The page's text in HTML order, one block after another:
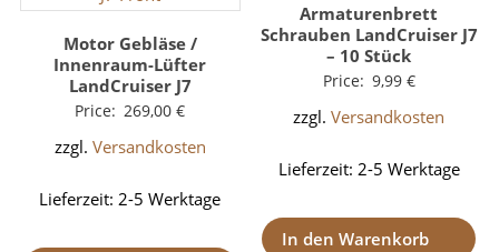
Motor Gebläse /
Innenraum-Lüfter
LandCruiser J7
Price: 269,00€
zzgl. Versandkosten
Lieferzeit:2-5 Werktage
Armaturenbrett
Schrauben LandCruiser J7
– 10 Stück
Price: 9,99 €
zzgl.Versandkosten
Lieferzeit: 2-5 Werktage
In den Warenkorb